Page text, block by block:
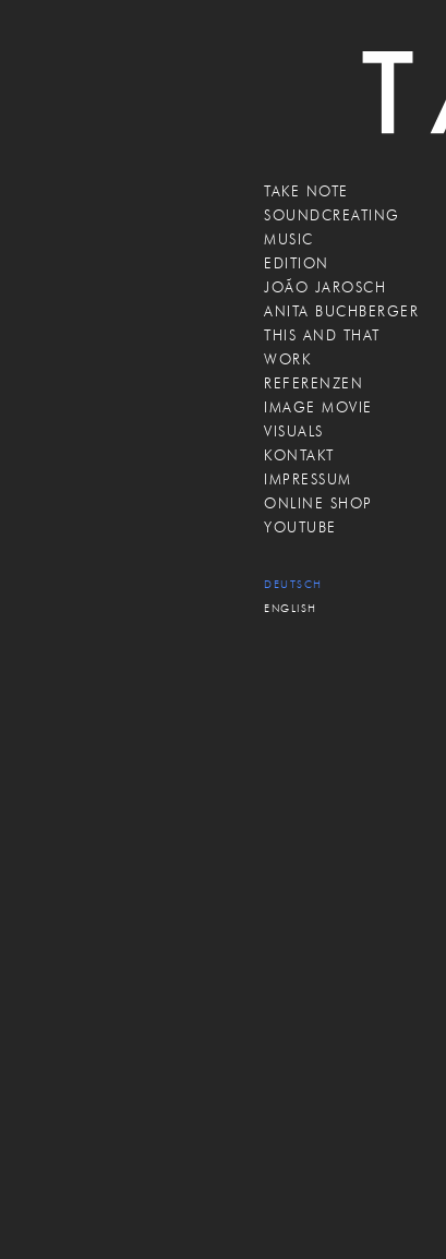
TAKE NOTE
SOUNDCREATING
MUSIC
EDITION
JOÃO JAROSCH
ANITA BUCHBERGER
THIS AND THAT
WORK
REFERENZEN
IMAGE MOVIE
VISUALS
KONTAKT
IMPRESSUM
ONLINE SHOP
YOUTUBE
DEUTSCH
ENGLISH